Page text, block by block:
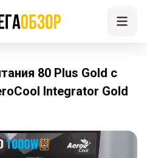
80 Plus Gold с
Integrator Gold